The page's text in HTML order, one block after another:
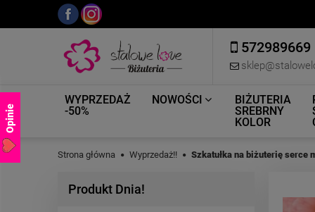
572989669
WYPRZEDAŻ
-50%
NOWOŚCI
BIŻUTERIA
SREBRNY
KOLOR
Strona główna Wyprzedaż!! Szkatułka na biżuterię serce
Produkt Dnia!
Opinie